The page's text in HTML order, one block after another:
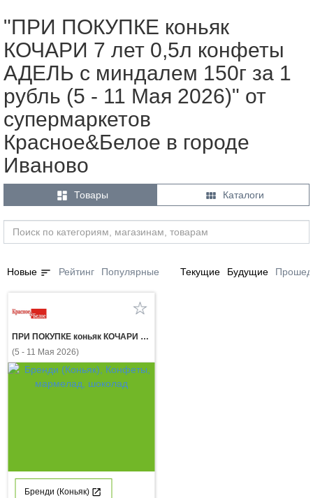
"ПРИ ПОКУПКЕ коньяк
КОЧАРИ 7 лет 0,5л конфеты
АДЕЛЬ с миндалем 150г за 1
рубль (5 - 11 Мая 2026)" от
супермаркетов
Красное&Белое в городе
Иваново
 Товары  Каталоги
Новые sort Рейтинг Популярные Текущие Будущие
ПРИ ПОКУПКЕ коньяк КОЧАРИ 7 лет 0,5л конфеты АДЕЛЬ с миндалем 150г за 1 рубль
(5 - 11 Мая 2026)
Бренди (Коньяк)